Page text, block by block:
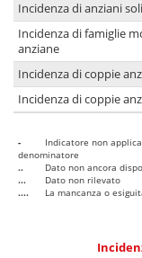
Incidenza di anziani soli
Incidenza di famiglie
anziane
Incidenza di coppie
Incidenza di coppie
-
Indicatore non
denominatore
..
Dato non ancora
...
Dato non rilevato
....
La mancanza o